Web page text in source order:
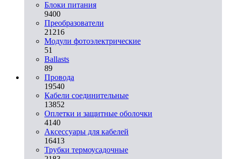
Блоки питания
9400
Преобразователи
21216
Модули фотоэлектрические
51
Ballasts
89
Провода
19540
Кабели соединительные
13852
Оплетки и защитные оболочки
4140
Аксессуары для кабелей
16413
Трубки термоусадочные